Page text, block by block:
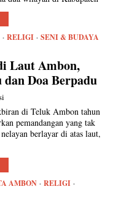
· RELIGI · SENI & BUDAYA
Laut Ambon,
dan Doa Berpadu
di Teluk Ambon tahun
pemandangan yang tak
berlayar di atas laut,
AMBON · RELIGI ·